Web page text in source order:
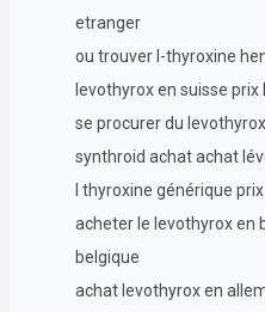
etranger
ou trouver l-thyroxine
levothyrox en suisse
se procurer du
synthroid achat achat
l thyroxine générique
acheter le levothyrox en
belgique
achat levothyrox en